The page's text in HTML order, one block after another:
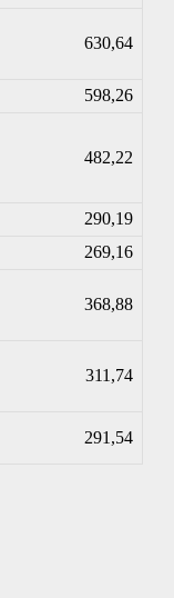
630,64
598,26
482,22
290,19
269,16
368,88
311,74
291,54